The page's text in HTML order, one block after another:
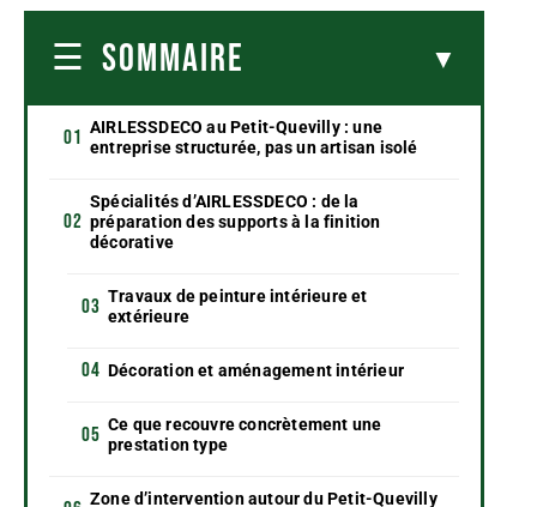
SOMMAIRE
AIRLESSDECO au Petit-Quevilly : une
entreprise structurée, pas un artisan isolé
Spécialités d’AIRLESSDECO : de la
préparation des supports à la finition
décorative
Travaux de peinture intérieure et
extérieure
Décoration et aménagement intérieur
Ce que recouvre concrètement une
prestation type
Zone d’intervention autour du Petit-Quevilly